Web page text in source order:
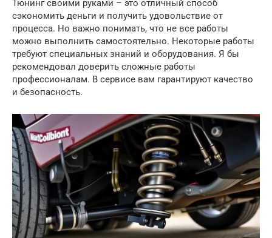
Тюнинг своими руками – это отличный способ
сэкономить деньги и получить удовольствие от
процесса. Но важно понимать, что не все работы
можно выполнить самостоятельно. Некоторые работы
требуют специальных знаний и оборудования. Я бы
рекомендовал доверить сложные работы
профессионалам. В сервисе вам гарантируют качество
и безопасность.